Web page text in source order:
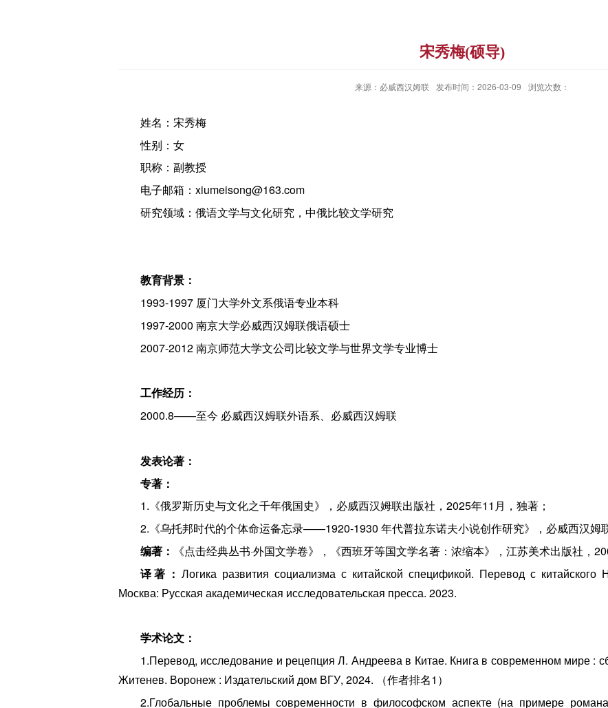
宋秀梅(硕导)
来源：必威西汉姆联 发布时间：2026-03-09 浏览次数：
姓名：宋秀梅
性别：女
职称：副教授
电子邮箱：xiumeisong@163.com
研究领域：俄语文学与文化研究，中俄比较文学研究
教育背景：
1993-1997 厦门大学外文系俄语专业本科
1997-2000 南京大学必威西汉姆联俄语硕士
2007-2012 南京师范大学文公司比较文学与世界文学专业博士
工作经历：
2000.8——至今 必威西汉姆联外语系、必威西汉姆联
发表论著：
专著：
1.《俄罗斯历史与文化之千年俄国史》，必威西汉姆联出版社，2025年11月，独著；
2.《乌托邦时代的个体命运备忘录——1920-1930 年代普拉东诺夫小说创作研究》，必威西汉姆
编著：
《点击经典丛书·外国文学卷》，《西班牙等国文学名著：浓缩本》，江苏美术出版社，
译著： Логика развития социализма с китайской спецификой. Перевод с
Москва: Русская академическая исследовательская пресса. 2023.
学术论文：
1.Перевод, исследование и рецепция Л. Андреева в Китае. Книга в современном мире :
Житенев. Воронеж : Издательский дом ВГУ, 2024. （作者排名1）
2.Глобальные проблемы современности в философском аспекте (на примере